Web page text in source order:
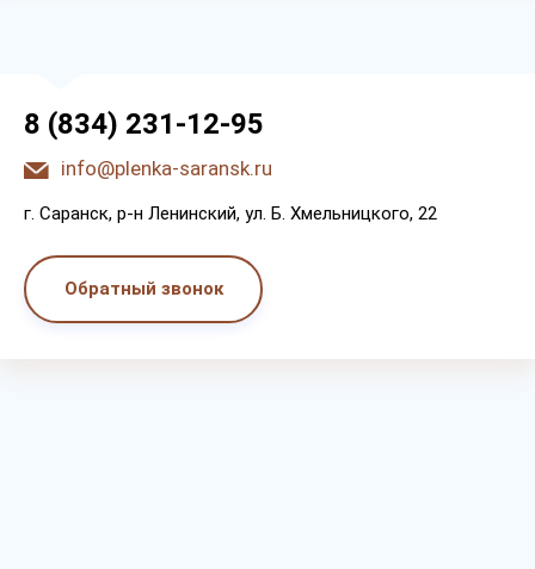
8 (834) 231-12-95
info@plenka-saransk.ru
г. Capaнcк, p-н Лeнинcкий, ул. Б. Хмeльницкoгo, 22
Обратный звонок